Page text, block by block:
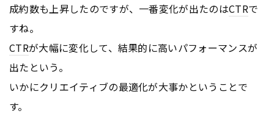
成約数も上昇したのですが、一番変化が出たのはCTRで
すね。
CTRが大幅に変化して、結果的に高いパフォーマンスが
出たという。
いかにクリエイティブの最適化が大事かということで
す。